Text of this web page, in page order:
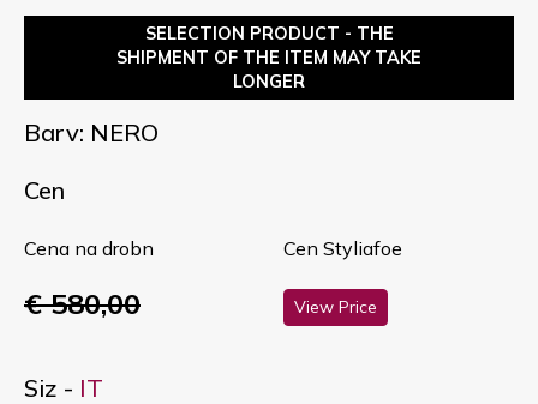
SELECTION PRODUCT - THE
SHIPMENT OF THE ITEM MAY TAKE
LONGER
Barv: NERO
Cen
Cena na drobn
€ 580,00
Cen Styliafoe
View Price
Siz - IT